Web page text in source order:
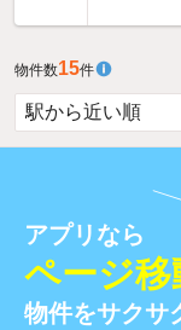
物件数15件
アプリなら
ページ移
物件をサクサ